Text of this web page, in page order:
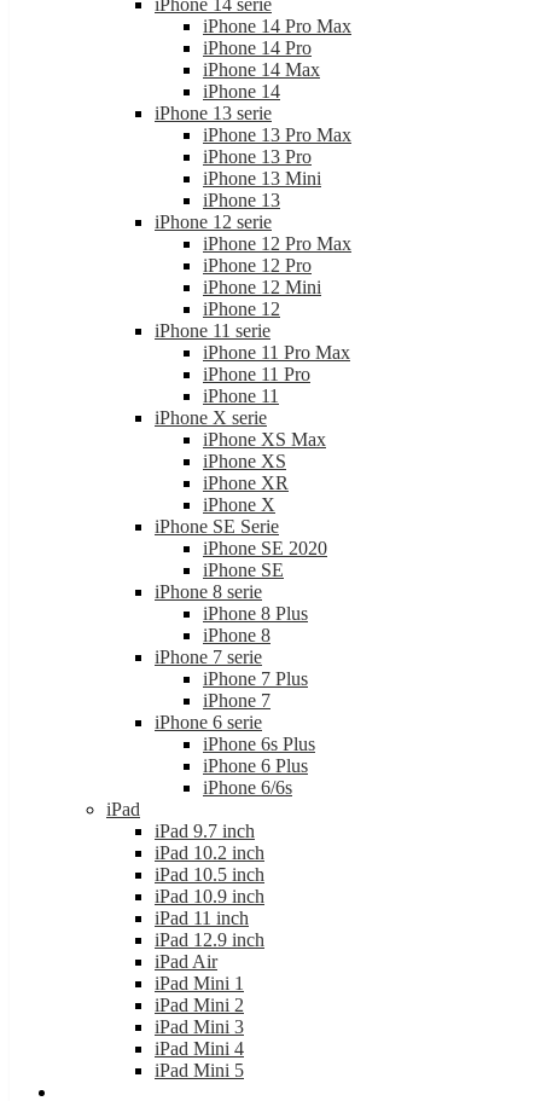
iPhone 14 Pro Max
iPhone 14 Pro
iPhone 14 Max
iPhone 14
iPhone 13 serie
iPhone 13 Pro Max
iPhone 13 Pro
iPhone 13 Mini
iPhone 13
iPhone 12 serie
iPhone 12 Pro Max
iPhone 12 Pro
iPhone 12 Mini
iPhone 12
iPhone 11 serie
iPhone 11 Pro Max
iPhone 11 Pro
iPhone 11
iPhone X serie
iPhone XS Max
iPhone XS
iPhone XR
iPhone X
iPhone SE Serie
iPhone SE 2020
iPhone SE
iPhone 8 serie
iPhone 8 Plus
iPhone 8
iPhone 7 serie
iPhone 7 Plus
iPhone 7
iPhone 6 serie
iPhone 6s Plus
iPhone 6 Plus
iPhone 6/6s
iPad
iPad 9.7 inch
iPad 10.2 inch
iPad 10.5 inch
iPad 10.9 inch
iPad 11 inch
iPad 12.9 inch
iPad Air
iPad Mini 1
iPad Mini 2
iPad Mini 3
iPad Mini 4
iPad Mini 5